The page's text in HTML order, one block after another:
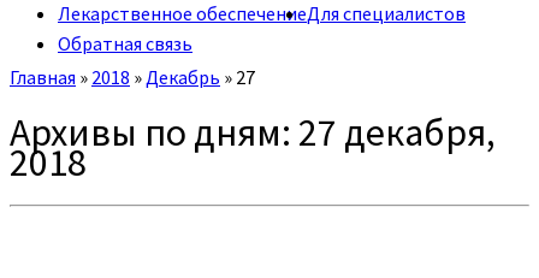
Лекарственное обеспечениеДля специалистов
Обратная связь
Главная » 2018 »Декабрь » 27
Архивы по дням: 27 декабря,
2018